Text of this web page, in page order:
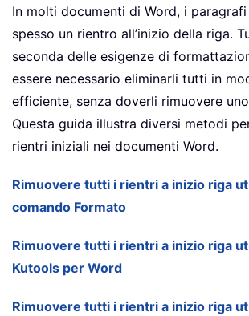
In molti documenti di Word, i
spesso un rientro all’inizio della riga.
seconda delle esigenze di
essere necessario eliminarli tutti in
efficiente, senza doverli rimuovere
Questa guida illustra diversi metodi
rientri iniziali nei documenti Word.
Rimuovere tutti i rientri a inizio riga
comando Formato
Rimuovere tutti i rientri a inizio riga
Kutools per Word
Rimuovere tutti i rientri a inizio riga